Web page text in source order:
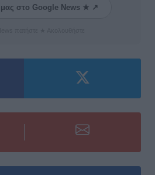
μας στο Google News ★ ↗